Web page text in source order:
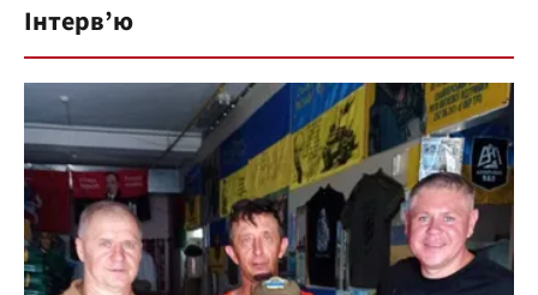
Інтерв’ю